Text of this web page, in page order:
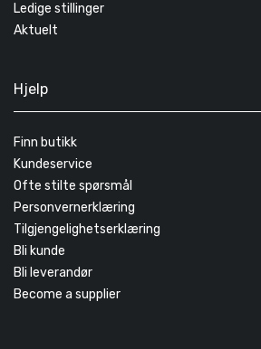
Ledige stillinger
Aktuelt
Hjelp
Finn butikk
Kundeservice
Ofte stilte spørsmål
Personvernerklæring
Tilgjengelighetserklæring
Bli kunde
Bli leverandør
Become a supplier